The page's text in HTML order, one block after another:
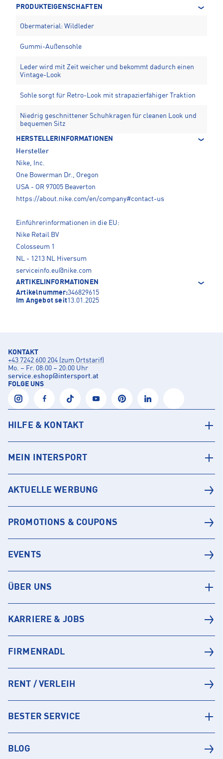
PRODUKTEIGENSCHAFTEN
Obermaterial: Wildleder
Gummi-Außensohle
Leder wird mit Zeit weicher und bekommt dadurch einen
Vintage-Look
Sohle sorgt für Retro-Look mit strapazierfähiger Traktion
Niedrig geschnittener Schuhkragen für cleanen Look und
bequemen Sitz
HERSTELLERINFORMATIONEN
Hersteller
Nike, Inc.
One Bowerman Dr., Oregon
USA - OR 97005 Beaverton
https://about.nike.com/en/company#contact-us
Einführerinformationen in die EU:
Nike Retail BV
Colosseum 1
NL - 1213 NL Hiversum
serviceinfo.eu@nike.com
ARTIKELINFORMATIONEN
Artikelnummer:346829615
Im Angebot seit13.01.2025
KONTAKT
+43 7242 600 204 (zum Ortstarif)
Mo. – Fr. 08:00 – 20:00 Uhr
service.eshop@intersport.at
FOLGE UNS
HILFE & KONTAKT
MEIN INTERSPORT
AKTUELLE WERBUNG
PROMOTIONS & COUPONS
EVENTS
ÜBER UNS
KARRIERE & JOBS
FIRMENRADL
RENT / VERLEIH
BESTER SERVICE
BLOG